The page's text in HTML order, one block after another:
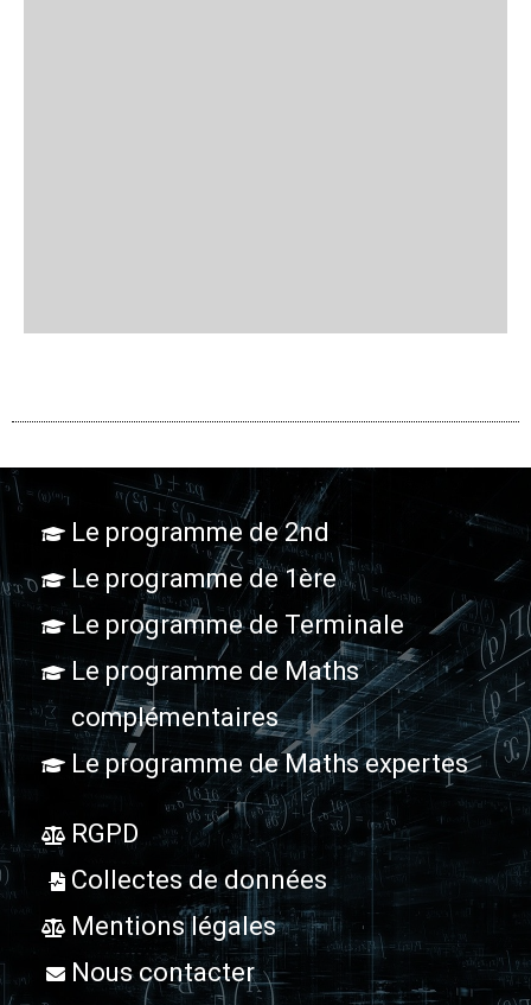
Le programme de 2nd
Le programme de 1ère
Le programme de Terminale
Le programme de Maths
complémentaires
Le programme de Maths expertes
RGPD
Collectes de données
Mentions légales
Nous contacter